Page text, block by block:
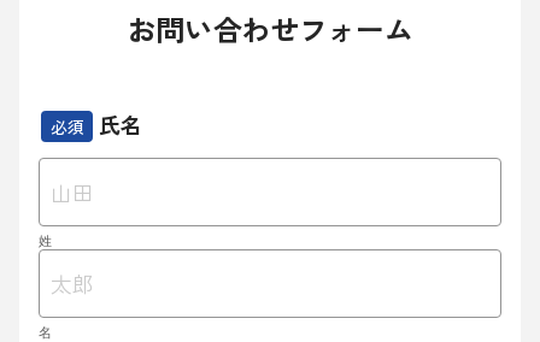
お問い合わせフォーム
必須 氏名
姓
名